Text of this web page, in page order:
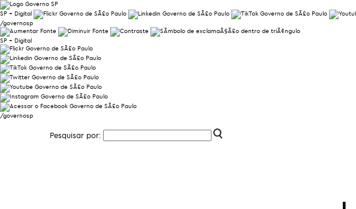
SP + Digital
/governosp
SP + Digital
/governosp
Pesquisar por: